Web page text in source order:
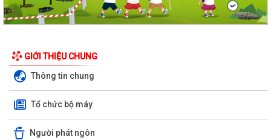
GIỚI THIỆU CHUNG
Thông tin chung
Tổ chức bộ máy
Người phát ngôn